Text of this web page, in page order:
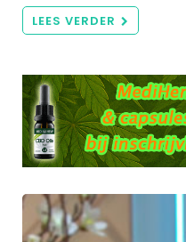
LEES VERDER